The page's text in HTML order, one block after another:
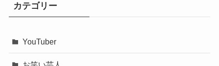
カテゴリー
YouTuber